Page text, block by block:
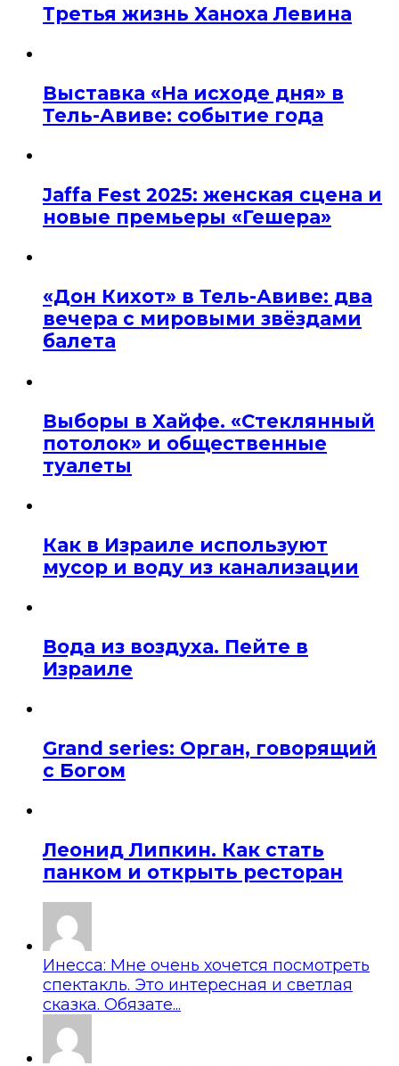
Третья жизнь Ханоха Левина
Выставка «На исходе дня» в
Тель-Авиве: событие года
Jaffa Fest 2025: женская сцена и
новые премьеры «Гешера»
«Дон Кихот» в Тель-Авиве: два
вечера с мировыми звёздами
балета
Выборы в Хайфе. «Стеклянный
потолок» и общественные
туалеты
Как в Израиле используют
мусор и воду из канализации
Вода из воздуха. Пейте в
Израиле
Grand series: Орган, говорящий
с Богом
Леонид Липкин. Как стать
панком и открыть ресторан
Инесса: Мне очень хочется посмотреть
спектакль. Это интересная и светлая
сказка. Обязате...